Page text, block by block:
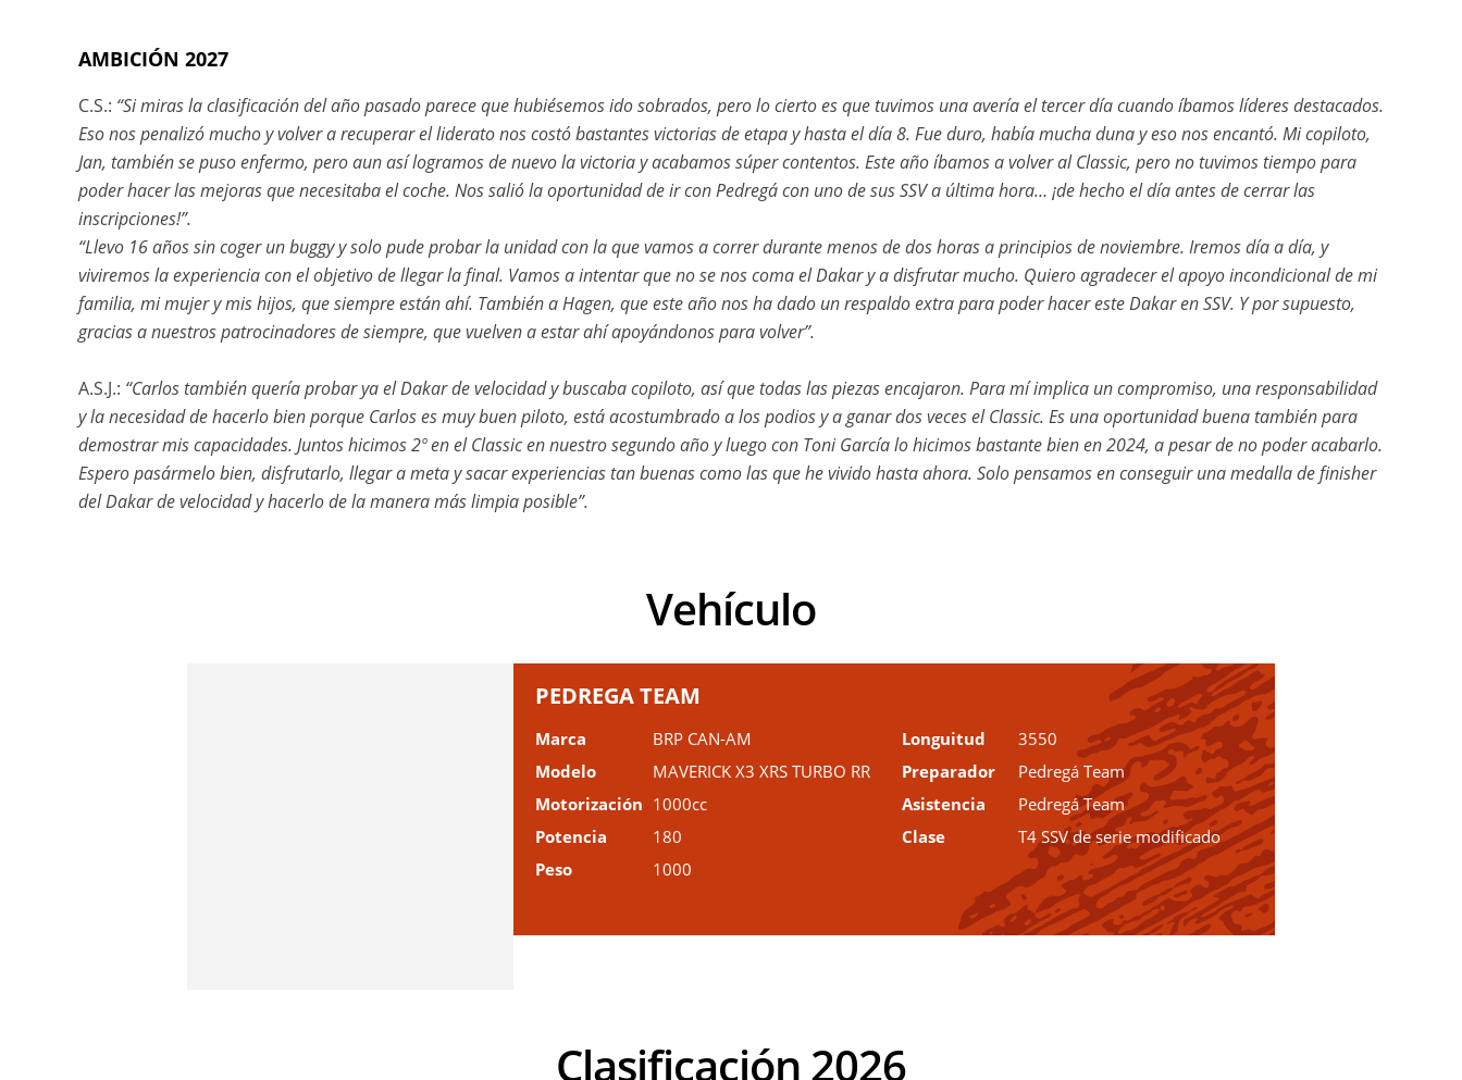
AMBICIÓN 2027
C.S.: “Si miras la clasificación del año pasado parece que hubiésemos ido sobrados, pero lo cierto es que tuvimos una avería el tercer día cuando íbamos líderes destacados.
Eso nos penalizó mucho y volver a recuperar el liderato nos costó bastantes victorias de etapa y hasta el día 8. Fue duro, había mucha duna y eso nos encantó. Mi copiloto,
Jan, también se puso enfermo, pero aun así logramos de nuevo la victoria y acabamos súper contentos. Este año íbamos a volver al Classic, pero no tuvimos tiempo para
poder hacer las mejoras que necesitaba el coche. Nos salió la oportunidad de ir con Pedregá con uno de sus SSV a última hora… ¡de hecho el día antes de cerrar las
inscripciones!”.
“Llevo 16 años sin coger un buggy y solo pude probar la unidad con la que vamos a correr durante menos de dos horas a principios de noviembre. Iremos día a día, y
viviremos la experiencia con el objetivo de llegar la final. Vamos a intentar que no se nos coma el Dakar y a disfrutar mucho. Quiero agradecer el apoyo incondicional de mi
familia, mi mujer y mis hijos, que siempre están ahí. También a Hagen, que este año nos ha dado un respaldo extra para poder hacer este Dakar en SSV. Y por supuesto,
gracias a nuestros patrocinadores de siempre, que vuelven a estar ahí apoyándonos para volver”.
A.S.J.: “Carlos también quería probar ya el Dakar de velocidad y buscaba copiloto, así que todas las piezas encajaron. Para mí implica un compromiso, una responsabilidad
y la necesidad de hacerlo bien porque Carlos es muy buen piloto, está acostumbrado a los podios y a ganar dos veces el Classic. Es una oportunidad buena también para
demostrar mis capacidades. Juntos hicimos 2º en el Classic en nuestro segundo año y luego con Toni García lo hicimos bastante bien en 2024, a pesar de no poder acabarlo.
Espero pasármelo bien, disfrutarlo, llegar a meta y sacar experiencias tan buenas como las que he vivido hasta ahora. Solo pensamos en conseguir una medalla de finisher
del Dakar de velocidad y hacerlo de la manera más limpia posible”.
Vehículo
PEDREGA TEAM
Marca
BRP CAN-AM
Modelo
MAVERICK X3 XRS TURBO RR
Motorización 1000cc
Potencia
180
Peso
1000
Longuitud
3550
Preparador
Pedregá Team
Asistencia
Pedregá Team
Clase
T4 SSV de serie modificado
Clasificación 2026